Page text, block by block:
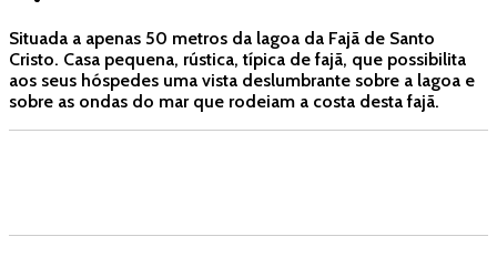
Situada a apenas 50 metros da lagoa da Fajã de Santo
Cristo. Casa pequena, rústica, típica de fajã, que possibilita
aos seus hóspedes uma vista deslumbrante sobre a lagoa e
sobre as ondas do mar que rodeiam a costa desta fajã.